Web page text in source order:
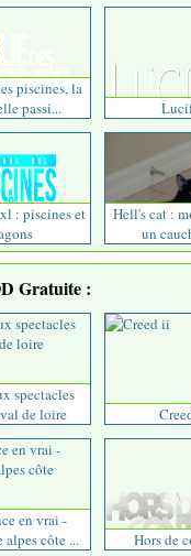
piscines, la
passi...
: piscines et
Hell's cat :
un
Gratuite :
spectacles
de loire
en vrai -
alpes côte ...
Hors de